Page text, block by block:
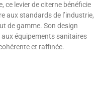
ce levier de citerne bénéficie
aux standards de l’industrie,
de gamme. Son design
équipements sanitaires
et raffinée.